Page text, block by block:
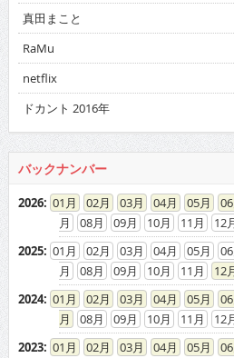
真田まこと
RaMu
netflix
ドカント 2016年
バックナンバー
2026: 01 02 03 04 05 06
08
09 10 11
12
2025: 01 02 03 04 05 06
08
09 10 11
12
2024: 01 02 03 04 05 06
08
09 10 11
12
2023: 01 02 03 04 05 06